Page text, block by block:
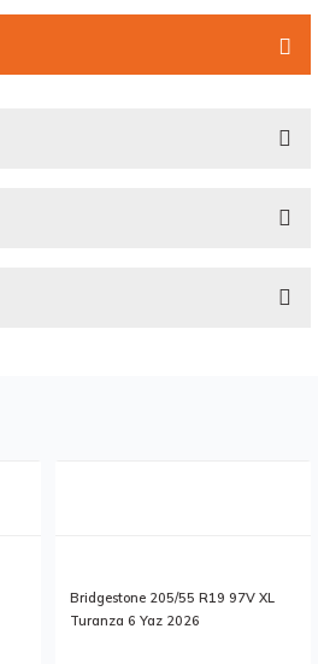
ederiz.
olmalı.
Bridgestone 205/55 R19 97V XL
Turanza 6 Yaz 2026